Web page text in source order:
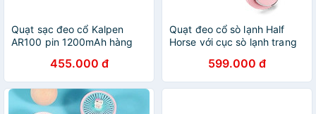
Quạt sạc đeo cổ Kalpen
AR100 pin 1200mAh hàng
455.000 đ
Quạt đeo cổ sò lạnh Half
Horse với cục sò lạnh trang
thì tới 20 độ chỉ sau 3 giây,
thổi bay cơn nóng. Hàng
chính hãng
599.000 đ